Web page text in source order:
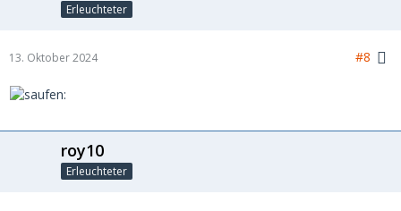
Erleuchteter
13. Oktober 2024 #8
roy10
Erleuchteter